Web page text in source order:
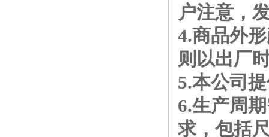
户注意，
4.商品外
则以出厂
5.本公司
6.生产周
求，包括